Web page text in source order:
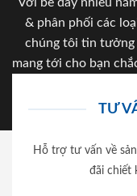
Với bề dày nhiều
& phân phối các
chúng tôi tin tưởng
mang tới cho bạn
TƯ
Hỗ trợ tư vấn về
đãi chiết